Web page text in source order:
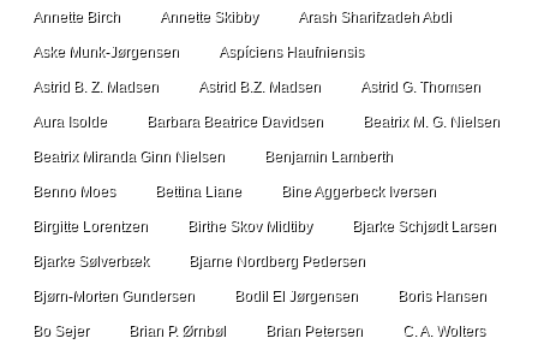
Annette Birch Annette Skibby Arash Sharifzadeh Abdi
Aske Munk-Jørgensen Aspíciens Haufniensis
Astrid B. Z. Madsen Astrid B.Z. Madsen Astrid G. Thomsen
Aura Isolde Barbara Beatrice Davidsen Beatrix M. G. Nielsen
Beatrix Miranda Ginn Nielsen Benjamin Lamberth
Benno Moes Bettina Liane Bine Aggerbeck Iversen
Birgitte Lorentzen Birthe Skov Midtiby Bjarke Schjødt Larsen
Bjarke Sølverbæk Bjarne Nordberg Pedersen
Bjørn-Morten Gundersen Bodil El Jørgensen Boris Hansen
Bo Sejer Brian P. Ørnbøl Brian Petersen C. A. Wolters